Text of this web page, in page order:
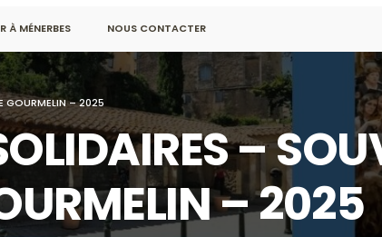
À MÉNERBES NOUS CONTACTER
GOURMELIN – 2025
–
– 2025